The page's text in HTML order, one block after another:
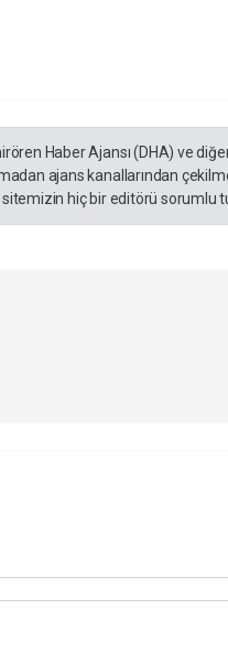
Haber Ajansı (DHA) ve
ajans kanallarından
hiç bir editörü sorumlu